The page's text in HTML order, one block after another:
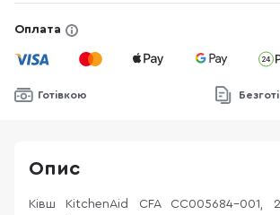
Оплата
Готівкою
Опис
Ківш KitchenAid CFA CC005684-